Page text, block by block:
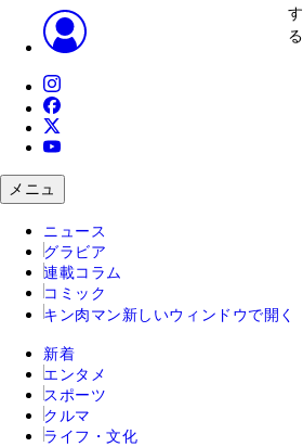
す
る
メニュ
ニュース
グラビア
連載コラム
コミック
キン肉マン 新しいウィンドウで開く
新着
エンタメ
スポーツ
クルマ
ライフ・文化